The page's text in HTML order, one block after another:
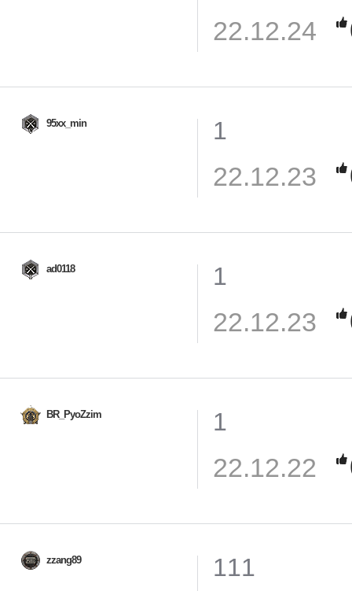
22.12.24
95xx_min 1
22.12.23
ad0118 1
22.12.23
BR_PyoZzim 1
22.12.22
zzang89 111